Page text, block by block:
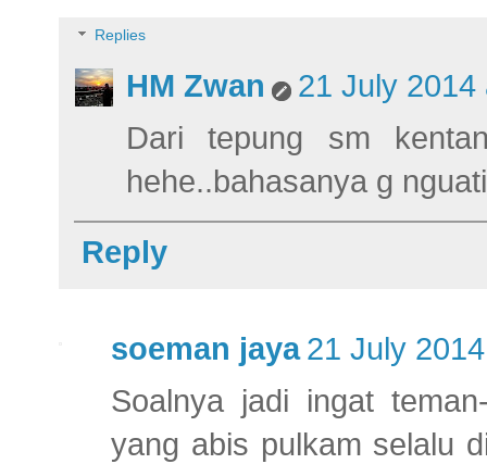
Replies
HM Zwan
21 July 2014
Dari tepung sm
hehe..bahasanya g
Reply
soeman jaya 21 July
Soalnya jadi ingat
yang abis pulkam selalu